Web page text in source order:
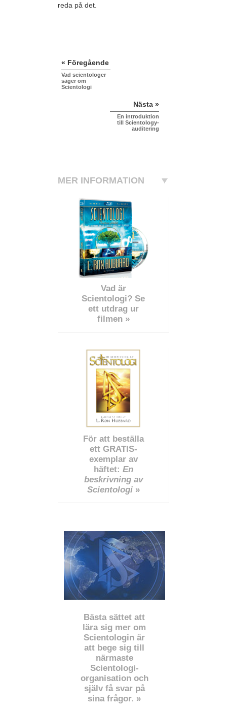
reda på det.
« Föregående
Vad scientologer
säger om
Scientologi
Nästa »
En introduktion
till Scientology-
auditering
MER INFORMATION
Vad är
Scientologi? Se
ett utdrag ur
filmen »
För att beställa
ett GRATIS-
exemplar av
häftet: En
beskrivning av
Scientologi»
Bästa sättet att
lära sig mer om
Scientologin är
att bege sig till
närmaste
Scientologi-
organisation och
själv få svar på
sina frågor. »